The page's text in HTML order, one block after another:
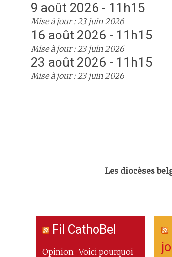
9 août 2026 - 11h15
Mise à jour : 23 juin 2026
16 août 2026 - 11h15
Mise à jour : 23 juin 2026
23 août 2026 - 11h15
Mise à jour : 23 juin 2026
Les diocèses
Fil CathoBel
Opinion : Voici pourquoi